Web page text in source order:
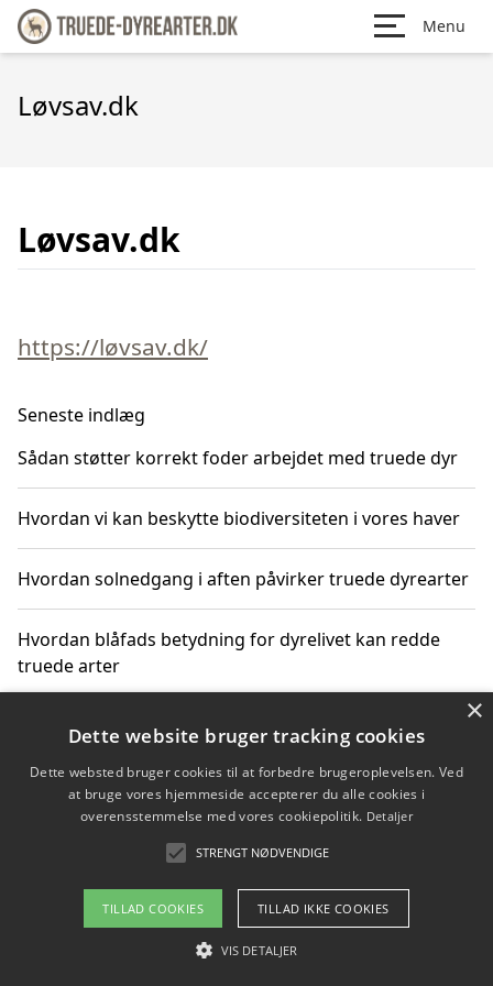
Menu
Løvsav.dk
Løvsav.dk
https://løvsav.dk/
Seneste indlæg
Sådan støtter korrekt foder arbejdet med truede dyr
Hvordan vi kan beskytte biodiversiteten i vores haver
Hvordan solnedgang i aften påvirker truede dyrearter
Hvordan blåfads betydning for dyrelivet kan redde
truede arter
Hvordan kan gaver til unge voksne støtte bevarelsen
Copyright 2026 - Pilanto Aps
Om / kontakt
Blog Betingelser
×
Dette website bruger tracking cookies
Dette websted bruger cookies til at forbedre brugeroplevelsen. Ved
at bruge vores hjemmeside accepterer du alle cookies i
overensstemmelse med vores cookiepolitik. Detaljer
STRENGT NØDVENDIGE
TILLAD COOKIES TILLAD IKKE COOKIES
VIS DETALJER